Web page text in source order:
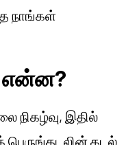
நாங்கள்
என்ன?
நிகழ்வு, இதில்
பெருங்கடலின் கடல்